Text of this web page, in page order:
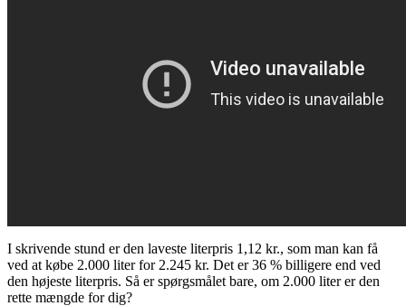
I skrivende stund er den laveste literpris 1,12 kr., som man kan få
ved at købe 2.000 liter for 2.245 kr. Det er 36 % billigere end ved
den højeste literpris. Så er spørgsmålet bare, om 2.000 liter er den
rette mængde for dig?